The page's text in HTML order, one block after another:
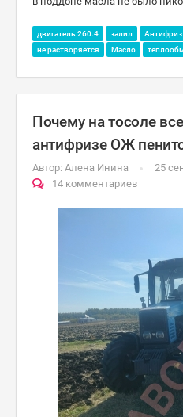
двигатель 260.4 залил Антифриз
не растворяется
Масло
Почему на тосоле
антифризе ОЖ
Автор: Алена Инина
25
14 комментариев